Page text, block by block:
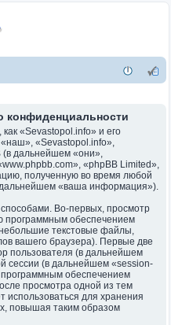
конфиденциальности
«Sevastopol.info» и его
«Sevastopol.info»,
(в дальнейшем «они»,
«phpBB Limited»,
полученную во время любой
дальнейшем «ваша информация»).
Во-первых, просмотр
программным обеспечением
текстовые файлы,
вашего браузера). Первые две
пользователя (в дальнейшем
сессии (в дальнейшем «session-
обеспечением
просмотра одной из тем
использоваться для хранения
повышая таким образом